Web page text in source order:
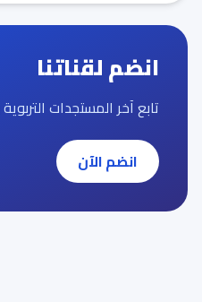
انضم لقناتنا
تابع آخر المستجدات
انضم الآن